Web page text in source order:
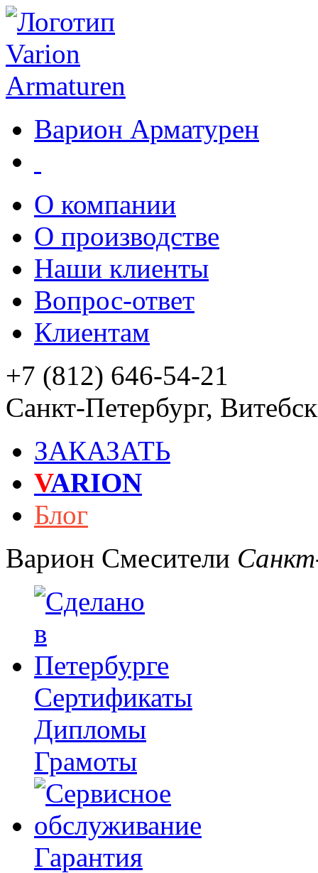
Варион Арматурен
О компании
О производстве
Наши клиенты
Вопрос-ответ
Клиентам
+7 (812) 646-54-21
Санкт-Петербург,
ЗАКАЗАТЬ
VARION
Блог
Варион Смесители
Сертификаты
Дипломы
Грамоты
Гарантия